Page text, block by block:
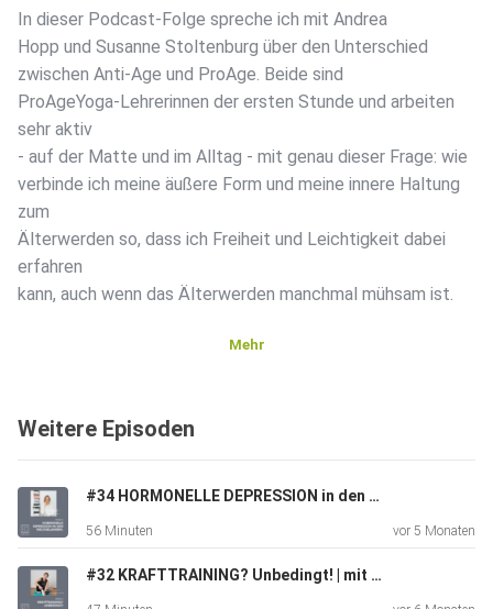
In dieser Podcast-Folge spreche ich mit Andrea
Hopp und Susanne Stoltenburg über den Unterschied
zwischen Anti-Age und ProAge. Beide sind
ProAgeYoga-Lehrerinnen der ersten Stunde und arbeiten
sehr aktiv
- auf der Matte und im Alltag - mit genau dieser Frage: wie
verbinde ich meine äußere Form und meine innere Haltung
zum
Älterwerden so, dass ich Freiheit und Leichtigkeit dabei
erfahren
kann, auch wenn das Älterwerden manchmal mühsam ist.
für Auswirkungen dieses Thema auf ihren Alltag hat, wie sie
Erkenntnisse weitergeben und warum sie glauben, dass
jeder Mensch
ProAge und nicht Anti-Age denken sollte. Sie erzählen, wie
echte
Gemeinschaft auch jenseits der Yogamatte entsteht und
Mehr
Weitere Episoden
#34 HORMONELLE DEPRESSION in den Wechseljahren. | mit Annunziata Schnurbein
56 Minuten vor 5 Monaten
#32 KRAFTTRAINING? Unbedingt! | mit Barbara Birke